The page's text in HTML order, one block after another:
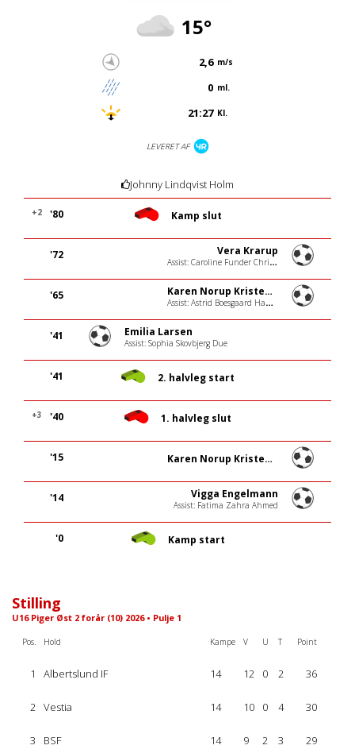
15°
2,6 m/s
0 ml.
21:27 Kl.
LEVERET AF
Johnny Lindqvist Holm
'80
+2 Kamp slut
'72 Vera Krarup
Assist: Caroline Funder Christiansen
'65 Karen Norup Kristensen
Assist: Astrid Boesgaard Hansen
'41 Emilia Larsen
Assist: Sophia Skovbjerg Due
'41 2. halvleg start
'40
+3 1. halvleg slut
'15 Karen Norup Kristensen
'14 Vigga Engelmann
Assist: Fatima Zahra Ahmed
'0 Kamp start
Stilling
U16 Piger Øst 2 forår (10) 2026 • Pulje 1
Pos. Hold Kampe V U T Point
1 Albertslund IF 14 12 0 2 36
2 Vestia 14 10 0 4 30
3 BSF 14 9 2 3 29